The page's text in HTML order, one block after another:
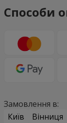
Способи
Замовлення в:
Київ
Вінниця